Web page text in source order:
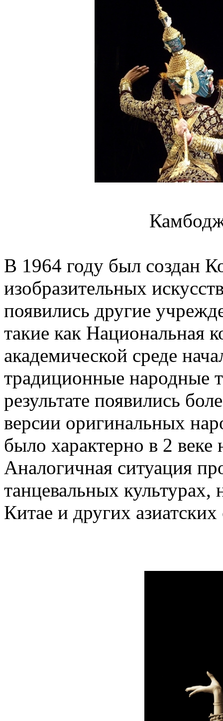
В 1964 году был создан
изобразительных
появились другие
такие как Национальная
академической среде
традиционные народные
результате появились
версии оригинальных
было характерно в 2
Аналогичная ситуация
танцевальных
Китае и других азиатских